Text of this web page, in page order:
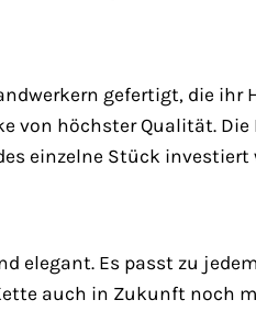
gefertigt, die
von höchster Qualität.
einzelne Stück investiert
elegant. Es passt zu
auch in Zukunft noch